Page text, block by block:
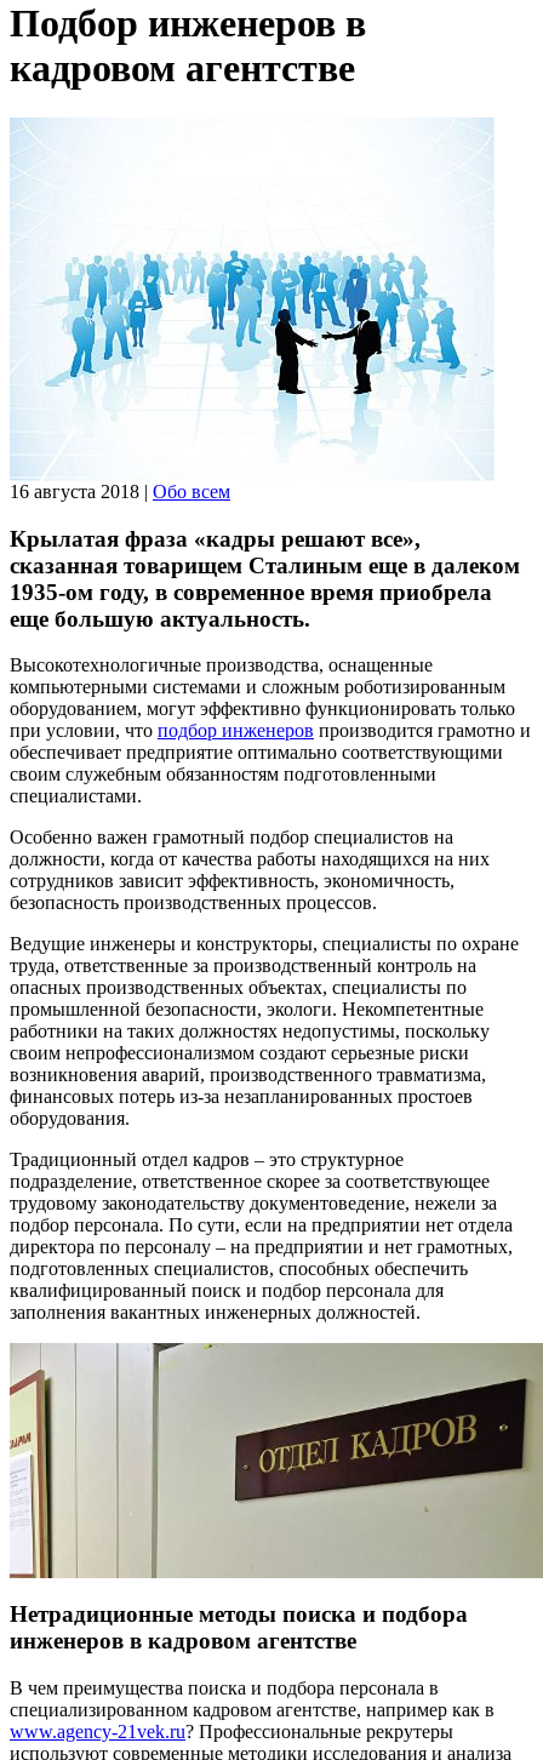
Подбор инженеров в
кадровом агентстве
16 августа 2018 | Обо всем
Крылатая фраза «кадры решают все»,
сказанная товарищем Сталиным еще в далеком
1935-ом году, в современное время приобрела
еще большую актуальность.
Высокотехнологичные производства, оснащенные
компьютерными системами и сложным роботизированным
оборудованием, могут эффективно функционировать только
при условии, что подбор инженеров производится грамотно и
обеспечивает предприятие оптимально соответствующими
своим служебным обязанностям подготовленными
специалистами.
Особенно важен грамотный подбор специалистов на
должности, когда от качества работы находящихся на них
сотрудников зависит эффективность, экономичность,
безопасность производственных процессов.
Ведущие инженеры и конструкторы, специалисты по охране
труда, ответственные за производственный контроль на
опасных производственных объектах, специалисты по
промышленной безопасности, экологи. Некомпетентные
работники на таких должностях недопустимы, поскольку
своим непрофессионализмом создают серьезные риски
возникновения аварий, производственного травматизма,
финансовых потерь из-за незапланированных простоев
оборудования.
Традиционный отдел кадров – это структурное
подразделение, ответственное скорее за соответствующее
трудовому законодательству документоведение, нежели за
подбор персонала. По сути, если на предприятии нет отдела
директора по персоналу – на предприятии и нет грамотных,
подготовленных специалистов, способных обеспечить
квалифицированный поиск и подбор персонала для
заполнения вакантных инженерных должностей.
Нетрадиционные методы поиска и подбора
инженеров в кадровом агентстве
В чем преимущества поиска и подбора персонала в
специализированном кадровом агентстве, например как в
www.agency-21vek.ru? Профессиональные рекрутеры
используют современные методики исследования и анализа